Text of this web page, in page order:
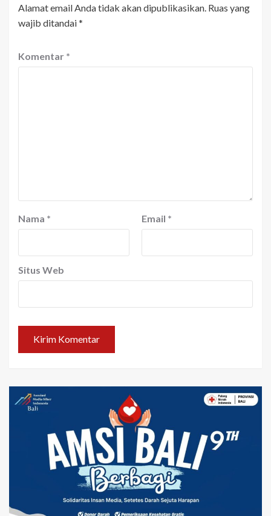
Alamat email Anda tidak akan dipublikasikan. Ruas yang
wajib ditandai*
Komentar *
Nama * Email *
Situs Web